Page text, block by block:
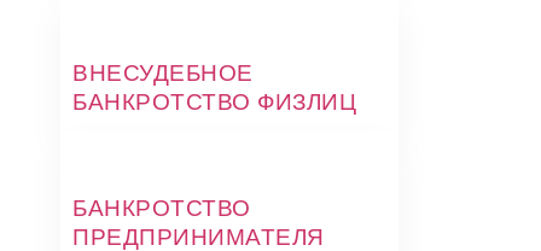
ВНЕСУДЕБНОЕ
БАНКРОТСТВО ФИЗЛИЦ
БАНКРОТСТВО
ПРЕДПРИНИМАТЕЛЯ